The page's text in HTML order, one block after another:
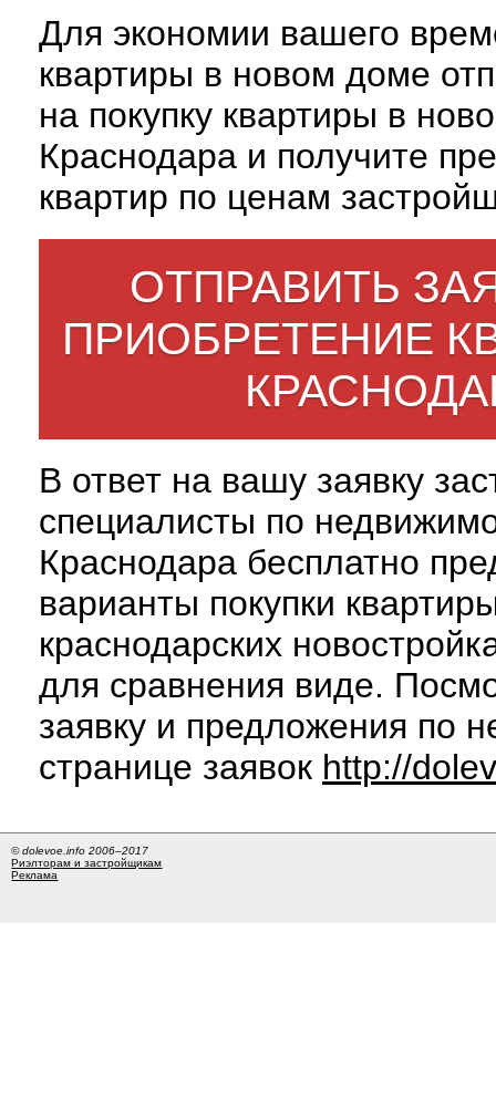
Для экономии вашего
квартиры в новом доме
на покупку квартиры в
Краснодара и получите
квартир по ценам
ОТПРАВИТЬ
ПРИОБРЕТЕНИЕ
В ответ на вашу заявку
специалисты по
Краснодара бесплатно
варианты покупки
краснодарских
для сравнения виде.
заявку и предложения по
странице заявок http://
© dolevoe.info 2006–2017
Риэлторам и застройщикам
Реклама